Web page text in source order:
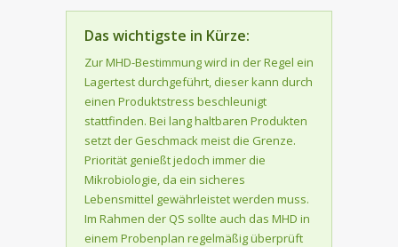
Das wichtigste in Kürze:
Zur MHD-Bestimmung wird in der Regel ein
Lagertest durchgeführt, dieser kann durch
einen Produktstress beschleunigt
stattfinden. Bei lang haltbaren Produkten
setzt der Geschmack meist die Grenze.
Priorität genießt jedoch immer die
Mikrobiologie, da ein sicheres
Lebensmittel gewährleistet werden muss.
Im Rahmen der QS sollte auch das MHD in
einem Probenplan regelmäßig überprüft